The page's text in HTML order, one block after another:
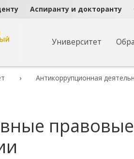
Аспиранту и докторанту
Университет
Антикоррупционная